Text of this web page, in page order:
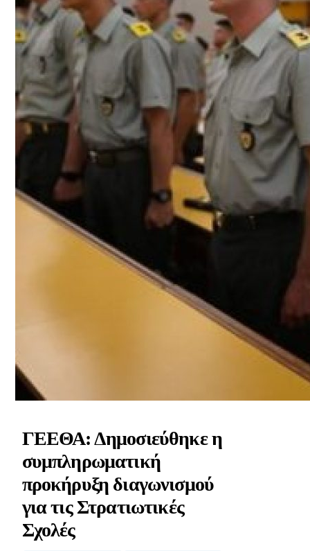
ΓΕΕΘΑ: Δημοσιεύθηκε η
συμπληρωματική
προκήρυξη διαγωνισμού
για τις Στρατιωτικές
Σχολές